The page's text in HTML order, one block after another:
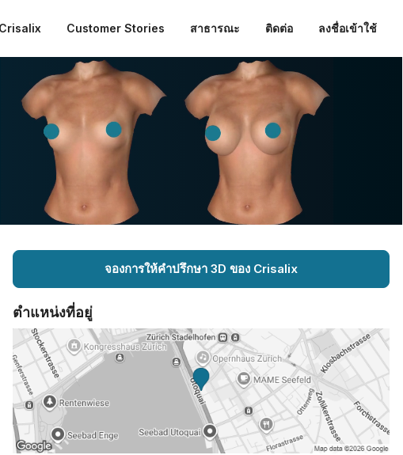
Customer Stories สาธารณะ ติดต่อ ลงชื่อเข้าใช้
จองการให้คำปรึกษา 3D ของ Crisalix
ตำแหน่งที่อยู่